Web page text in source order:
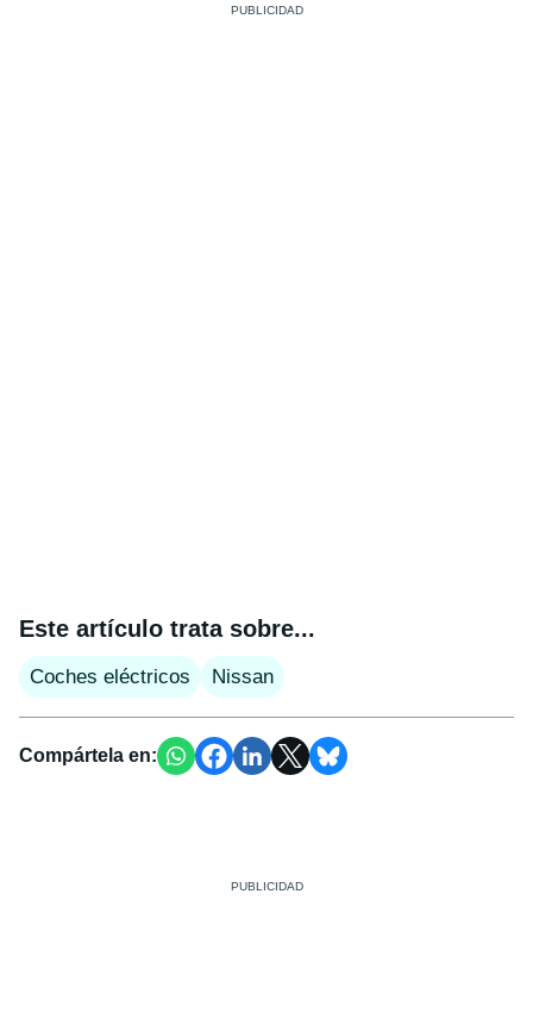
Este artículo trata sobre...
Coches eléctricos Nissan
Compártela en: